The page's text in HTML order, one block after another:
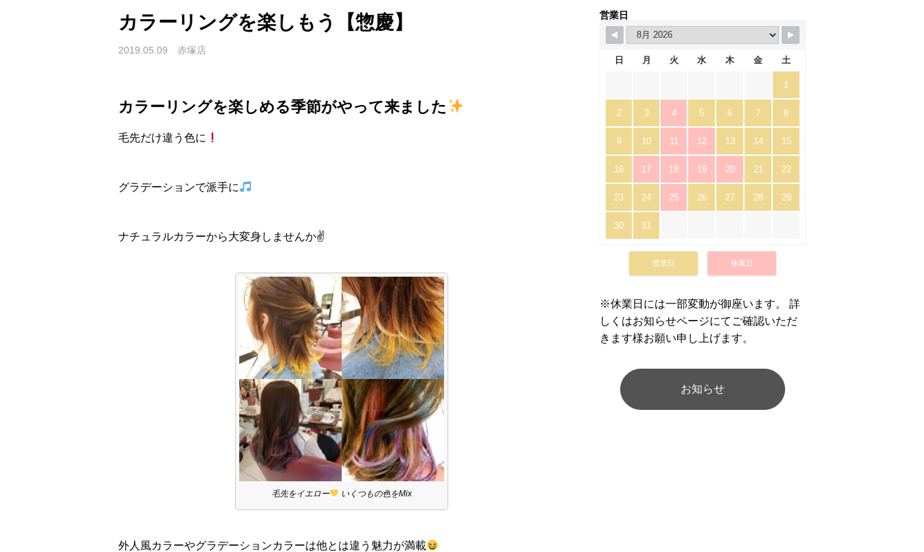
カラーリングを楽しもう【惣慶】
2019.05.09 赤塚店
カラーリングを楽しめる季節がやって来ました
毛先だけ違う色に
グラデーションで派手に
ナチュラルカラーから大変身しませんか✌
毛先をイエロー いくつもの色をMix
外人風カラーやグラデーションカラーは他とは違う魅力が満載
営業日
日 月 火 水 木 金 土
1
2 3 4 5 6 7 8
9 10 11 12 13 14 15
16 17 18 19 20 21 22
23 24 25 26 27 28 29
30 31
営業日 休業日
※休業日には一部変動が御座います。 詳
しくはお知らせページにてご確認いただ
きます様お願い申し上げます。
お知らせ